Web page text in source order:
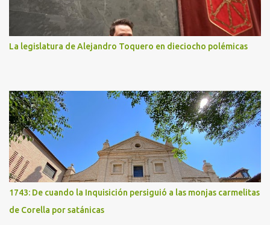
La legislatura de Alejandro Toquero en dieciocho polémicas
1743: De cuando la Inquisición persiguió a las monjas carmelitas
de Corella por satánicas